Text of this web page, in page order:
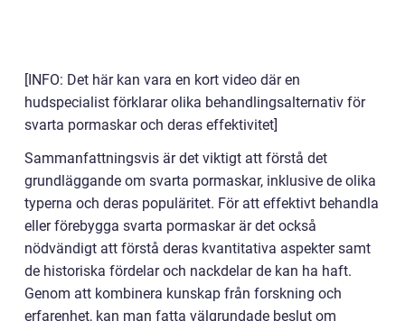
[INFO: Det här kan vara en kort video där en
hudspecialist förklarar olika behandlingsalternativ för
svarta pormaskar och deras effektivitet]
Sammanfattningsvis är det viktigt att förstå det
grundläggande om svarta pormaskar, inklusive de olika
typerna och deras populäritet. För att effektivt behandla
eller förebygga svarta pormaskar är det också
nödvändigt att förstå deras kvantitativa aspekter samt
de historiska fördelar och nackdelar de kan ha haft.
Genom att kombinera kunskap från forskning och
erfarenhet, kan man fatta välgrundade beslut om